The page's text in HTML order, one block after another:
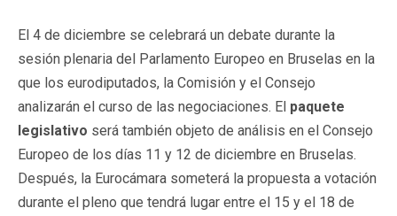
El 4 de diciembre se celebrará un debate durante la
sesión plenaria del Parlamento Europeo en Bruselas en la
que los eurodiputados, la Comisión y el Consejo
analizarán el curso de las negociaciones. El paquete
legislativo será también objeto de análisis en el Consejo
Europeo de los días 11 y 12 de diciembre en Bruselas.
Después, la Eurocámara someterá la propuesta a votación
durante el pleno que tendrá lugar entre el 15 y el 18 de